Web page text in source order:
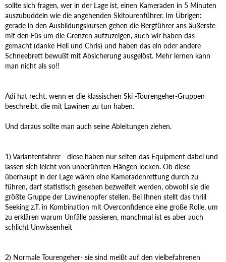
sollte sich fragen, wer in der Lage ist, einen Kameraden in 5 Minuten
auszubuddeln wie die angehenden Skitourenführer. Im Übrigen:
gerade in den Ausbildungskursen gehen die Bergführer ans äußerste
mit den Füs um die Grenzen aufzuzeigen, auch wir haben das
gemacht (danke Heli und Chris) und haben das ein oder andere
Schneebrett bewußt mit Absicherung ausgelöst. Mehr lernen kann
man nicht als so!!
Adi hat recht, wenn er die klassischen Ski -Tourengeher-Gruppen
beschreibt, die mit Lawinen zu tun haben.
Und daraus sollte man auch seine Ableitungen ziehen.
1) Variantenfahrer - diese haben nur selten das Equipment dabei und
lassen sich leicht von unberührten Hängen locken. Ob diese
überhaupt in der Lage wären eine Kameradenrettung durch zu
führen, darf statistisch gesehen bezweifelt werden, obwohl sie die
größte Gruppe der Lawinenopfer stellen. Bei Ihnen stellt das thrill
Seeking z.T. in Kombination mit Overconfidence eine große Rolle, um
zu erklären warum Unfälle passieren, manchmal ist es aber auch
schlicht Unwissenheit
2) Normale Tourengeher- sie sind meißt auf den vielbefahrenen